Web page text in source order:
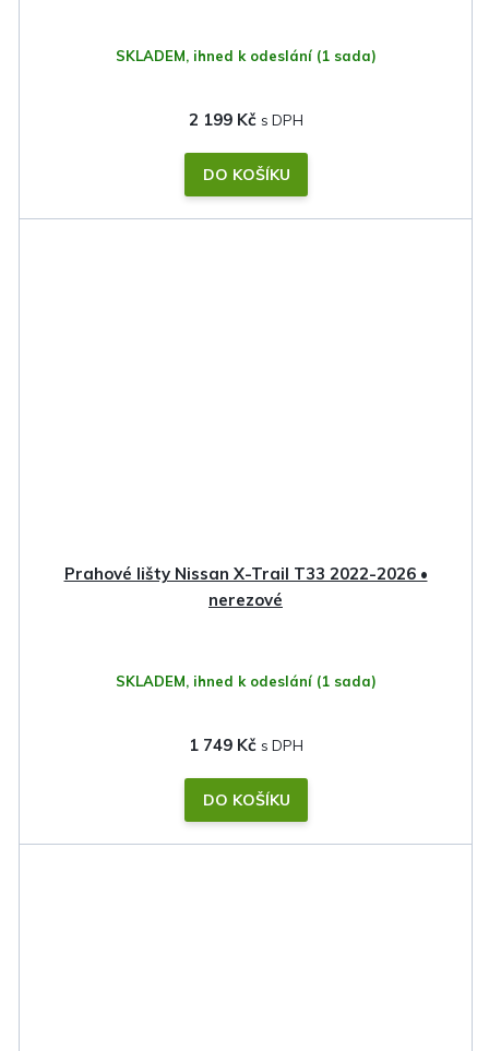
SKLADEM, ihned k odeslání (1 sada)
2 199 Kč
DO KOŠÍKU
Prahové lišty Nissan X-Trail T33 2022-2026 •
nerezové
SKLADEM, ihned k odeslání (1 sada)
1 749 Kč
DO KOŠÍKU